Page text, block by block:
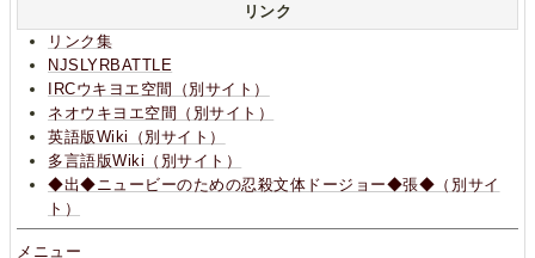
リンク
リンク集
NJSLYRBATTLE
IRCウキヨエ空間（別サイト）
ネオウキヨエ空間（別サイト）
英語版Wiki（別サイト）
多言語版Wiki（別サイト）
◆出◆ニュービーのための忍殺文体ドージョー◆張◆（別サイ
ト）
メニュー